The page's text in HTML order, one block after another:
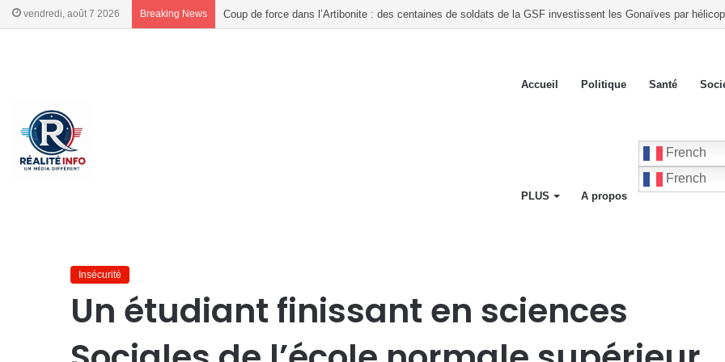
vendredi, août 7 2026 Breaking News Haïti : l’Opposition progressiste lance un « Front du Refus » contre la transition et les élections dans les
Accueil Politique Santé
PLUS A propos
French
French
French
Insécurité
Un étudiant finissant en sciences